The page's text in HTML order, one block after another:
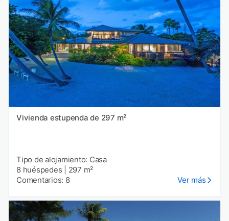
Vivienda estupenda de 297 m²
Tipo de alojamiento: Casa
8 huéspedes
297 m²
Comentarios: 8
Ver más